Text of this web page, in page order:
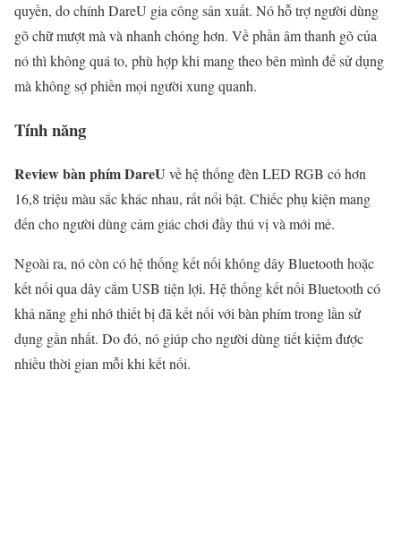
quyền, do chính DareU gia công sản xuất. Nó hỗ trợ người dùng
gõ chữ mượt mà và nhanh chóng hơn. Về phần âm thanh gõ của
nó thì không quá to, phù hợp khi mang theo bên mình để sử dụng
mà không sợ phiền mọi người xung quanh.
Tính năng
Review bàn phím DareU về hệ thống đèn LED RGB có hơn
16,8 triệu màu sắc khác nhau, rất nổi bật. Chiếc phụ kiện mang
đến cho người dùng cảm giác chơi đầy thú vị và mới mẻ.
Ngoài ra, nó còn có hệ thống kết nối không dây Bluetooth hoặc
kết nối qua dây cắm USB tiện lợi. Hệ thống kết nối Bluetooth có
khả năng ghi nhớ thiết bị đã kết nối với bàn phím trong lần sử
dụng gần nhất. Do đó, nó giúp cho người dùng tiết kiệm được
nhiều thời gian mỗi khi kết nối.